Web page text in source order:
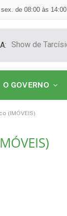
de 08:00 às 14:00
O GOVERNO
(IMÓVEIS)